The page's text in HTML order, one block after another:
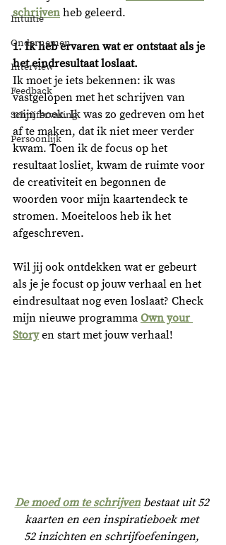
Intuïtie
Ondernemen
Interview
Feedback
Schrijfervaring
Persoonlijk
schrijven heb geleerd.
1. Ik heb ervaren wat er ontstaat als je
het eindresultaat loslaat.
Ik moet je iets bekennen: ik was
vastgelopen met het schrijven van
mijn boek. Ik was zo gedreven om het
af te maken, dat ik niet meer verder
kwam. Toen ik de focus op het
resultaat losliet, kwam de ruimte voor
de creativiteit en begonnen de
woorden voor mijn kaartendeck te
stromen. Moeiteloos heb ik het
afgeschreven.
Wil jij ook ontdekken wat er gebeurt
als je je focust op jouw verhaal en het
eindresultaat nog even loslaat? Check
mijn nieuwe programma Own your
Story en start met jouw verhaal!
De moed om te schrijven bestaat uit 52
kaarten en een inspiratieboek met
52 inzichten en schrijfoefeningen,